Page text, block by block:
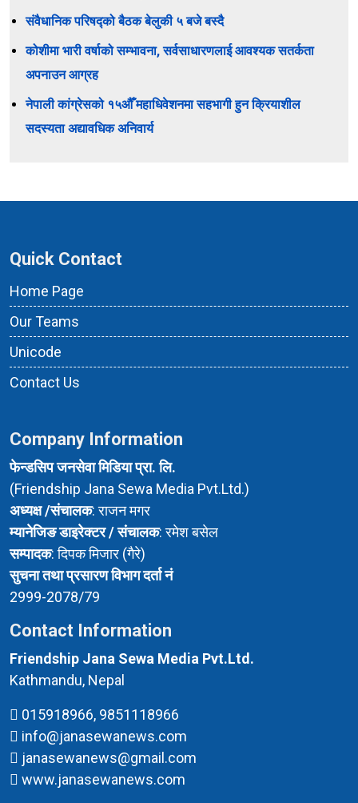
संवैधानिक परिषद्को बैठक बेलुकी ५ बजे बस्दै
कोशीमा भारी वर्षाको सम्भावना, सर्वसाधारणलाई आवश्यक सतर्कता
अपनाउन आग्रह
नेपाली कांग्रेसको १५औँ महाधिवेशनमा सहभागी हुन क्रियाशील
सदस्यता अद्यावधिक अनिवार्य
Quick Contact
Home Page
Our Teams
Unicode
Contact Us
Company Information
फेन्डसिप जनसेवा मिडिया प्रा. लि.
(Friendship Jana Sewa Media Pvt.Ltd.)
अध्यक्ष /संचालक: राजन मगर
म्यानेजिङ डाइरेक्टर / संचालक: रमेश बसेल
सम्पादक: दिपक मिजार (गैरे)
सुचना तथा प्रसारण विभाग दर्ता नं
2999-2078/79
Contact Information
Friendship Jana Sewa Media Pvt.Ltd.
Kathmandu, Nepal
015918966, 9851118966
info@janasewanews.com
janasewanews@gmail.com
www.janasewanews.com